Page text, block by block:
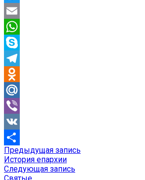
Twitter
Email
WhatsApp
Skype
Telegram
Odnoklassniki
Mail.Ru
Viber
VK
Отправить
Навигация
по
Предыдущая запись
История епархии
Следующая запись